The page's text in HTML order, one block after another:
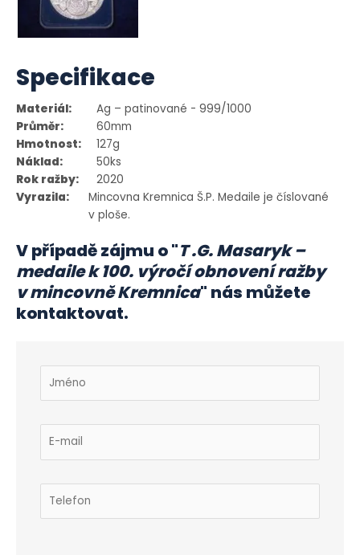
Specifikace
Materiál:
Ag – patinované - 999/1000
Průměr:
60mm
Hmotnost:
127g
Náklad:
50ks
Rok ražby:
2020
Vyrazila:
Mincovna Kremnica Š.P. Medaile je číslované
v ploše.
V případě zájmu o "T .G. Masaryk –
medaile k 100. výročí obnovení ražby
v mincovně Kremnica" nás můžete
kontaktovat.